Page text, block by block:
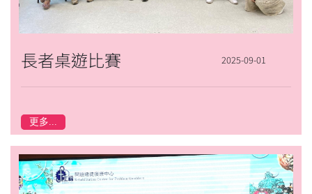
長者桌遊比賽 2025-09-01
更多...